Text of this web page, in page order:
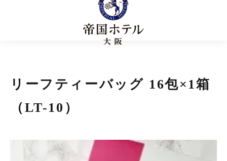
リーフティーバッグ 16包×1箱
（LT-10）